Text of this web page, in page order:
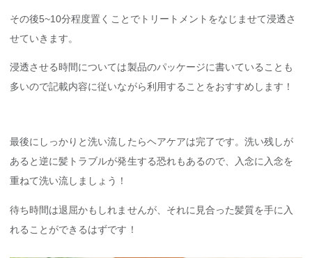
その後5~10分程度置くことでトリートメントをなじませて浸透さ
せていきます。
浸透させる時間については製品のパッケージに書いていることも
多いので記載内容に従いながら利用することをおすすめします！
最後にしっかりと洗い流したらヘアケアは完了です。洗い残しが
あると逆に髪トラブルが発生する恐れもあるので、入念に入念を
重ねて洗い流しましょう！
待ち時間は退屈かもしれませんが、それに見合った髪質を手に入
れることができるはずです！